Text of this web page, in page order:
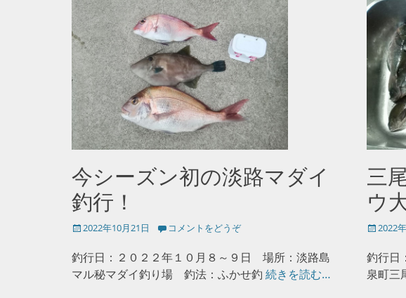
今シーズン初の淡路マダイ
釣行！
投
日
2022年10月21日 コメントをどうぞ
釣行日：２０２２年１０月８～９日 場所：淡路島
マル秘マダイ釣り場 釣法：ふかせ釣 続きを読む…
三
ウ
投
日
2022
釣行日
泉町三